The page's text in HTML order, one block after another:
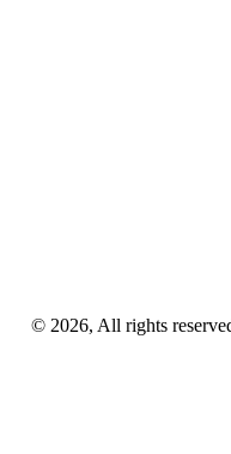
© 2026, All rights